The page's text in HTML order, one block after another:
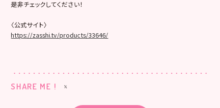
是非チェックしてください！
〈公式サイト〉
https://zasshi.tv/products/33646/
SHARE ME !